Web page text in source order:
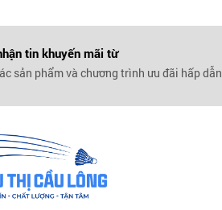
tin khuyến mãitừ
sản phẩm và chương trình ưu đãi hấp dẫn